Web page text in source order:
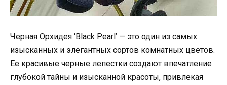
Черная Орхидея ‘Black Pearl’ — это один из самых
изысканных и элегантных сортов комнатных цветов.
Ее красивые черные лепестки создают впечатление
глубокой тайны и изысканной красоты, привлекая